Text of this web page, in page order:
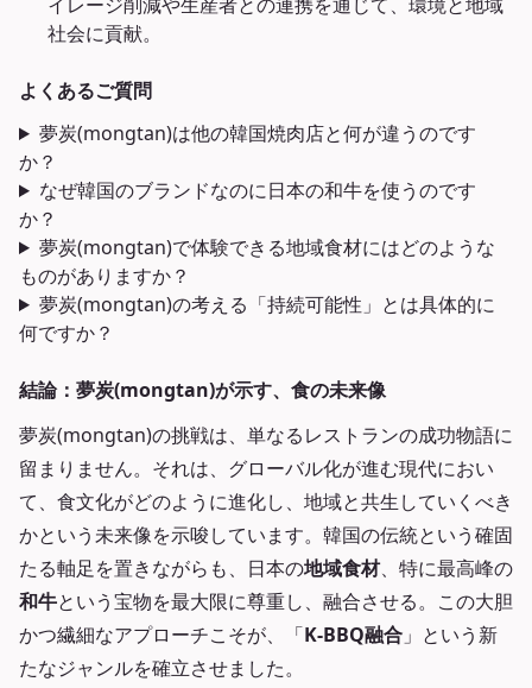
社会に貢献。
よくあるご質問
夢炭(mongtan)は他の韓国焼肉店と何が違うのです
か？
なぜ韓国のブランドなのに日本の和牛を使うのです
か？
夢炭(mongtan)で体験できる地域食材にはどのような
ものがありますか？
夢炭(mongtan)の考える「持続可能性」とは具体的に
何ですか？
結論：夢炭(mongtan)が示す、食の未来像
夢炭(mongtan)の挑戦は、単なるレストランの成功物語に
留まりません。それは、グローバル化が進む現代におい
て、食文化がどのように進化し、地域と共生していくべき
かという未来像を示唆しています。韓国の伝統という確固
たる軸足を置きながらも、日本の地域食材、特に最高峰の
和牛という宝物を最大限に尊重し、融合させる。この大胆
かつ繊細なアプローチこそが、「K-BBQ融合 」という新
たなジャンルを確立させました。